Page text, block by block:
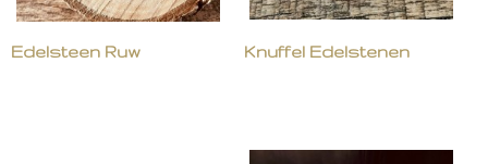
Edelsteen Ruw Knuffel Edelstenen